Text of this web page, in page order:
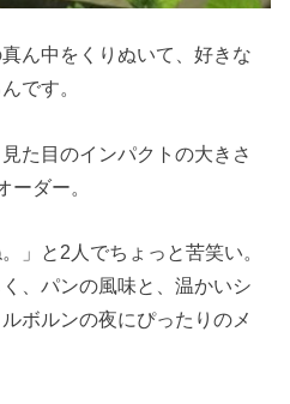
ん中をくりぬいて、好きな
です。
た目のインパクトの大きさ
ーダー。
」と2人でちょっと苦笑い。
、パンの風味と、温かいシ
ボルンの夜にぴったりのメ